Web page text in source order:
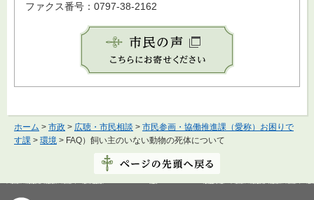
ファクス番号：0797-38-2162
ホーム > 市政 > 広聴・市民相談 > 市民参画・協働推進課（愛称）お困りで
す課 > 環境 > FAQ）飼い主のいない動物の死体について